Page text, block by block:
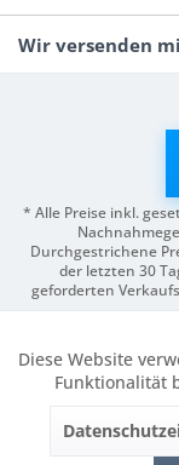
Wir versenden
* Alle Preise inkl.
Durchgestrichene
der letzten 30
geforderten
Funktionale
Marketing
Diese Website
Funktionalität